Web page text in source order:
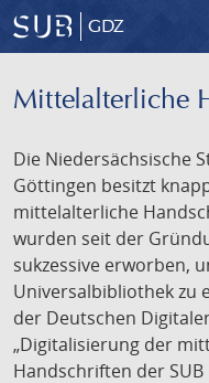
GDZ
Mittelalterliche
Die Niedersächsische
Göttingen besitzt
mittelalterliche
wurden seit der
sukzessive erworben,
Universalbibliothek zu
der Deutschen
„Digitalisierung der
Handschriften der